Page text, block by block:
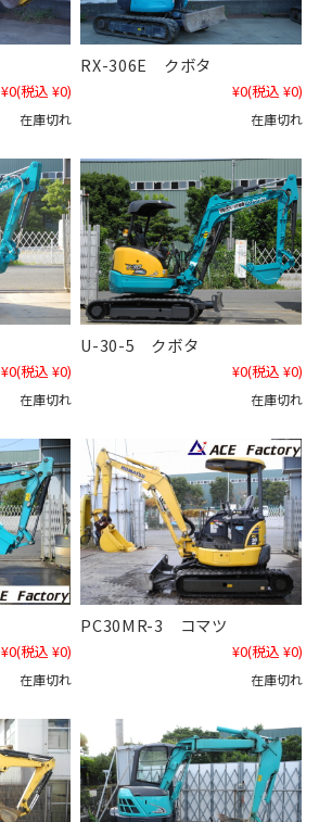
¥0(税込 ¥0)
在庫切れ
RX-306E クボタ
¥0(税込 ¥0)
在庫切れ
¥0(税込 ¥0)
在庫切れ
U-30-5 クボタ
¥0(税込 ¥0)
在庫切れ
¥0(税込 ¥0)
在庫切れ
PC30MR-3 コマツ
¥0(税込 ¥0)
在庫切れ